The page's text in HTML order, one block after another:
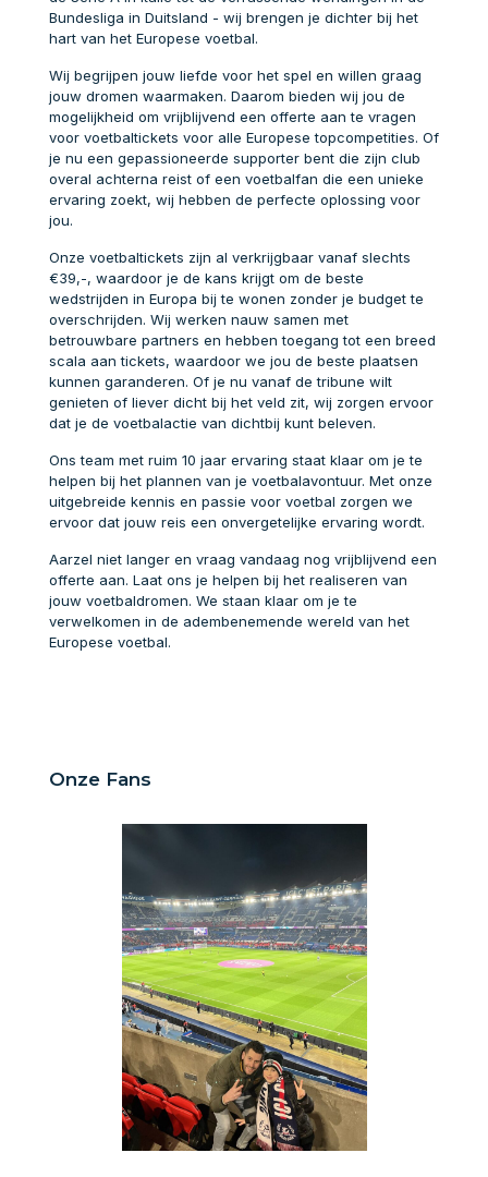
Bundesliga in Duitsland - wij brengen je dichter bij het
hart van het Europese voetbal.
Wij begrijpen jouw liefde voor het spel en willen graag
jouw dromen waarmaken. Daarom bieden wij jou de
mogelijkheid om vrijblijvend een offerte aan te vragen
voor voetbaltickets voor alle Europese topcompetities. Of
je nu een gepassioneerde supporter bent die zijn club
overal achterna reist of een voetbalfan die een unieke
ervaring zoekt, wij hebben de perfecte oplossing voor
jou.
Onze voetbaltickets zijn al verkrijgbaar vanaf slechts
€39,-, waardoor je de kans krijgt om de beste
wedstrijden in Europa bij te wonen zonder je budget te
overschrijden. Wij werken nauw samen met
betrouwbare partners en hebben toegang tot een breed
scala aan tickets, waardoor we jou de beste plaatsen
kunnen garanderen. Of je nu vanaf de tribune wilt
genieten of liever dicht bij het veld zit, wij zorgen ervoor
dat je de voetbalactie van dichtbij kunt beleven.
Ons team met ruim 10 jaar ervaring staat klaar om je te
helpen bij het plannen van je voetbalavontuur. Met onze
uitgebreide kennis en passie voor voetbal zorgen we
ervoor dat jouw reis een onvergetelijke ervaring wordt.
Aarzel niet langer en vraag vandaag nog vrijblijvend een
offerte aan. Laat ons je helpen bij het realiseren van
jouw voetbaldromen. We staan klaar om je te
verwelkomen in de adembenemende wereld van het
Europese voetbal.
Onze Fans